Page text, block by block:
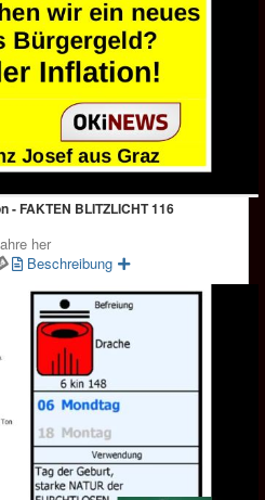
FAKTEN BLITZLICHT 116
her
Beschreibung